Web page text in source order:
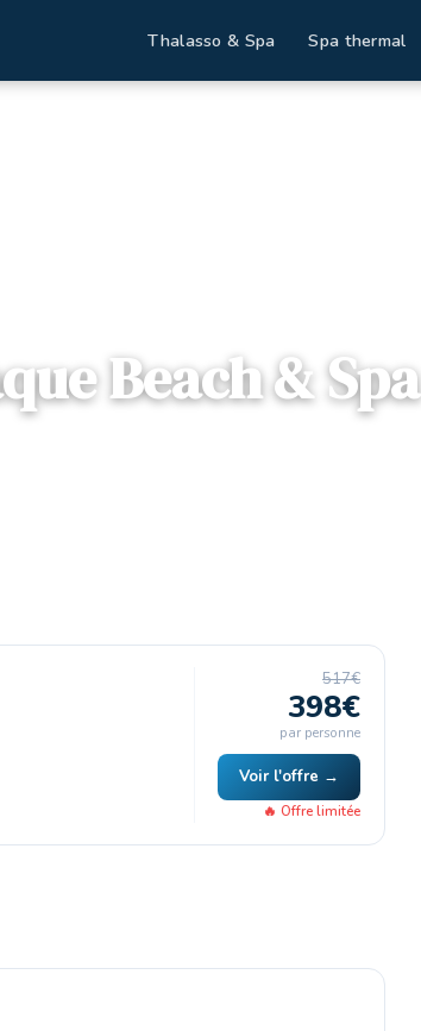
Thalasso & Spa Spa thermal
Beach & Spa
517€
398€
par personne
Voir l'offre →
🔥 Offre limitée